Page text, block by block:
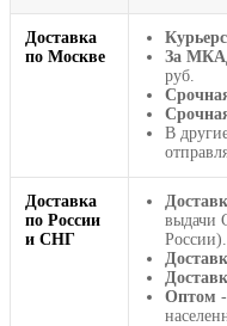
Доставка
по Москве
За
руб.
В
Доставка
по России
и СНГ
выдачи
России).
Оптом